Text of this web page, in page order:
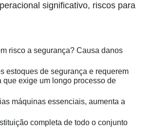
significativo, riscos para
risco a segurança? Causa danos
estoques de segurança e requerem
exige um longo processo de
máquinas essenciais, aumenta a
completa de todo o conjunto